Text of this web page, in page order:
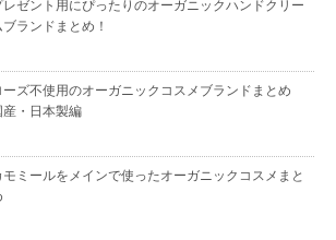
レゼント用にぴったりのオーガニックハンドクリー
ブランドまとめ！
ーズ不使用のオーガニックコスメブランドまとめ
産・日本製編
モミールをメインで使ったオーガニックコスメまと